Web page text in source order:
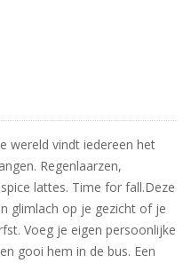
wereld vindt iedereen het
Regenlaarzen,
lattes. Time for fall.Deze
glimlach op je gezicht of je
Voeg je eigen persoonlijke
gooi hem in de bus. Een